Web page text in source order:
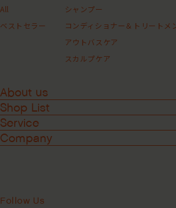
All
ベストセラー
シャンプー
コンディショナー＆トリートメ
アウトバスケア
スカルプケア
About us
Shop List
Service
Company
Follow Us